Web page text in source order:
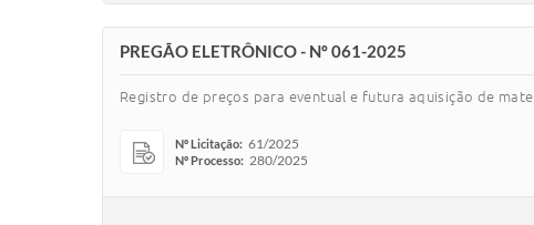
PREGÃO ELETRÔNICO - Nº 061-2025
Registro de preços para eventual e futura aquisição de
Nº Licitação: 61/2025
Nº Processo: 280/2025